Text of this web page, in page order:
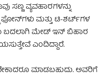
ಸಣ್ಣ ವ್ಯವಹಾರಗಳನ್ನು
ಫೋನ್‌ಗಳು ಮತ್ತು ಟಿ-ಶರ್ಟ್‌ಗಳ
ಬದಲಾಗಿ ಮೇಡ್ ಇನ್ ಬಿಹಾರ
ಎಂದಿದ್ದಾರೆ.
ಮಾಡಬಹುದು. ಅವರಿಗೆ